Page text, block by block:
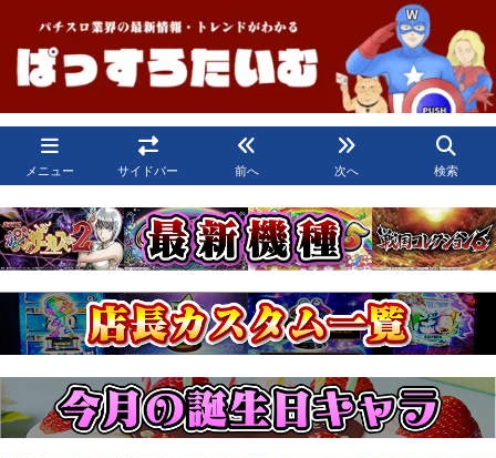
メニュー サイドバー 前へ 次へ 検索